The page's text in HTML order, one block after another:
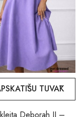
TUVĀK